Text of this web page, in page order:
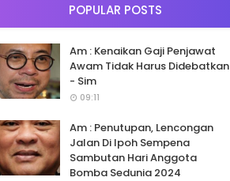
POPULAR POSTS
Am : Kenaikan Gaji Penjawat
Awam Tidak Harus Didebatkan
- Sim
09:11
Am : Penutupan, Lencongan
Jalan Di Ipoh Sempena
Sambutan Hari Anggota
Bomba Sedunia 2024